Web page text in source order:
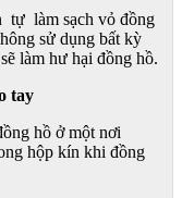
tự làm sạch vỏ đồng
sử dụng bất kỳ
làm hư hại đồng hồ.
hồ ở một nơi
hộp kín khi đồng